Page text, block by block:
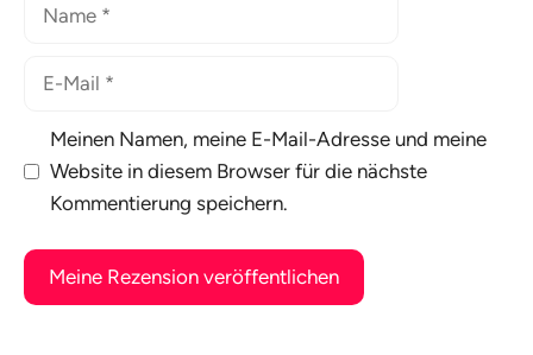
Meinen Namen, meine E-Mail-Adresse und meine
Website in diesem Browser für die nächste
Kommentierung speichern.